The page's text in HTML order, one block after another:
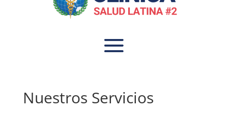
Nuestros Servicios